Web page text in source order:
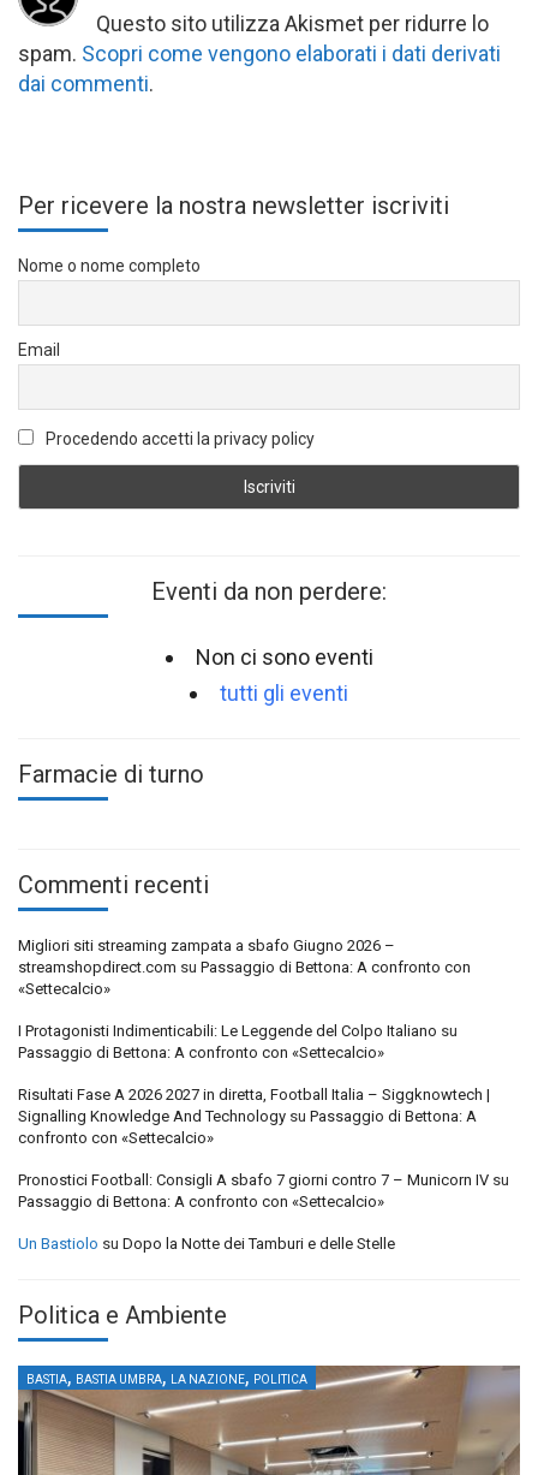
Questo sito utilizza Akismet per ridurre lo
spam. Scopri come vengono elaborati i dati derivati
dai commenti.
Per ricevere la nostra newsletter iscriviti
Nome o nome completo
Email
Procedendo accetti la privacy policy
Eventi da non perdere:
Non ci sono eventi
tutti gli eventi
Farmacie di turno
Commenti recenti
Migliori siti streaming zampata a sbafo Giugno 2026 –
streamshopdirect.com su Passaggio di Bettona: A confronto con
«Settecalcio»
I Protagonisti Indimenticabili: Le Leggende del Colpo Italiano su
Passaggio di Bettona: A confronto con «Settecalcio»
Risultati Fase A 2026 2027 in diretta, Football Italia – Siggknowtech |
Signalling Knowledge And Technology su Passaggio di Bettona: A
confronto con «Settecalcio»
Pronostici Football: Consigli A sbafo 7 giorni contro 7 – Municorn IV su
Passaggio di Bettona: A confronto con «Settecalcio»
Un Bastiolo su Dopo la Notte dei Tamburi e delle Stelle
Politica e Ambiente
BASTIA, BASTIA UMBRA, LA NAZIONE, POLITICA